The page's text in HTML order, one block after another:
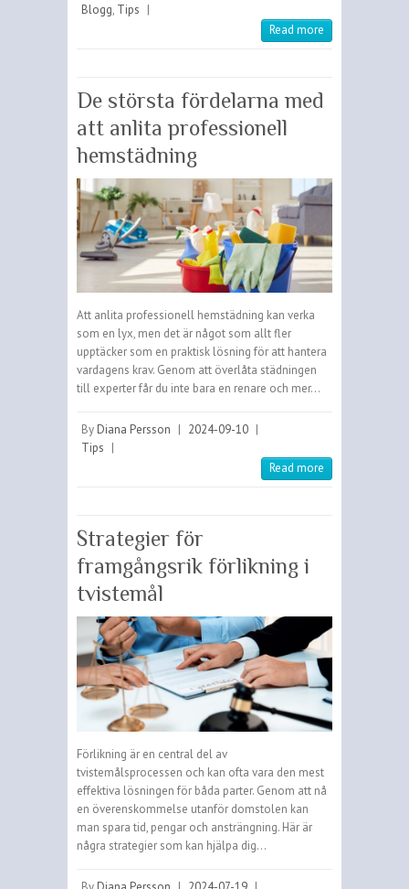
Blogg, Tips |
Read more
De största fördelarna med
att anlita professionell
hemstädning
Att anlita professionell hemstädning kan verka
som en lyx, men det är något som allt fler
upptäcker som en praktisk lösning för att hantera
vardagens krav. Genom att överlåta städningen
till experter får du inte bara en renare och mer…
By Diana Persson | 2024-09-10 |
Tips |
Read more
Strategier för
framgångsrik förlikning i
tvistemål
Förlikning är en central del av
tvistemålsprocessen och kan ofta vara den mest
effektiva lösningen för båda parter. Genom att nå
en överenskommelse utanför domstolen kan
man spara tid, pengar och ansträngning. Här är
några strategier som kan hjälpa dig…